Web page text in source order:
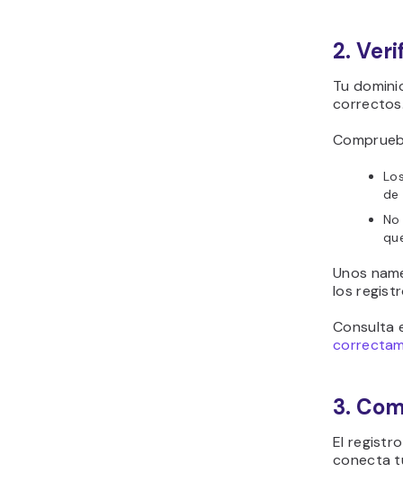
2.
Tu
de
Unos
los
Consulta
3.
El
conecta